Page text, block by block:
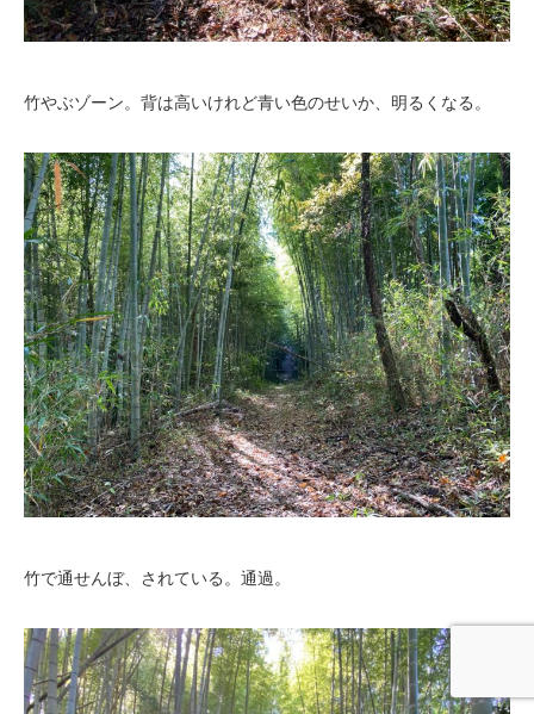
竹やぶゾーン。背は高いけれど青い色のせいか、明るくなる。
竹で通せんぼ、されている。通過。